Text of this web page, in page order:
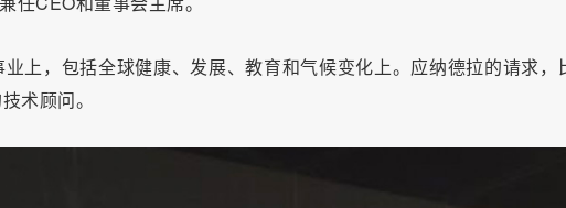
上，包括全球健康、发展、教育和气候变化上。应纳德拉的请求，
术顾问。